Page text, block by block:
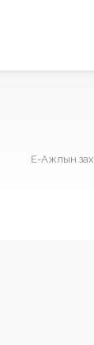
Е-Ажлын зах